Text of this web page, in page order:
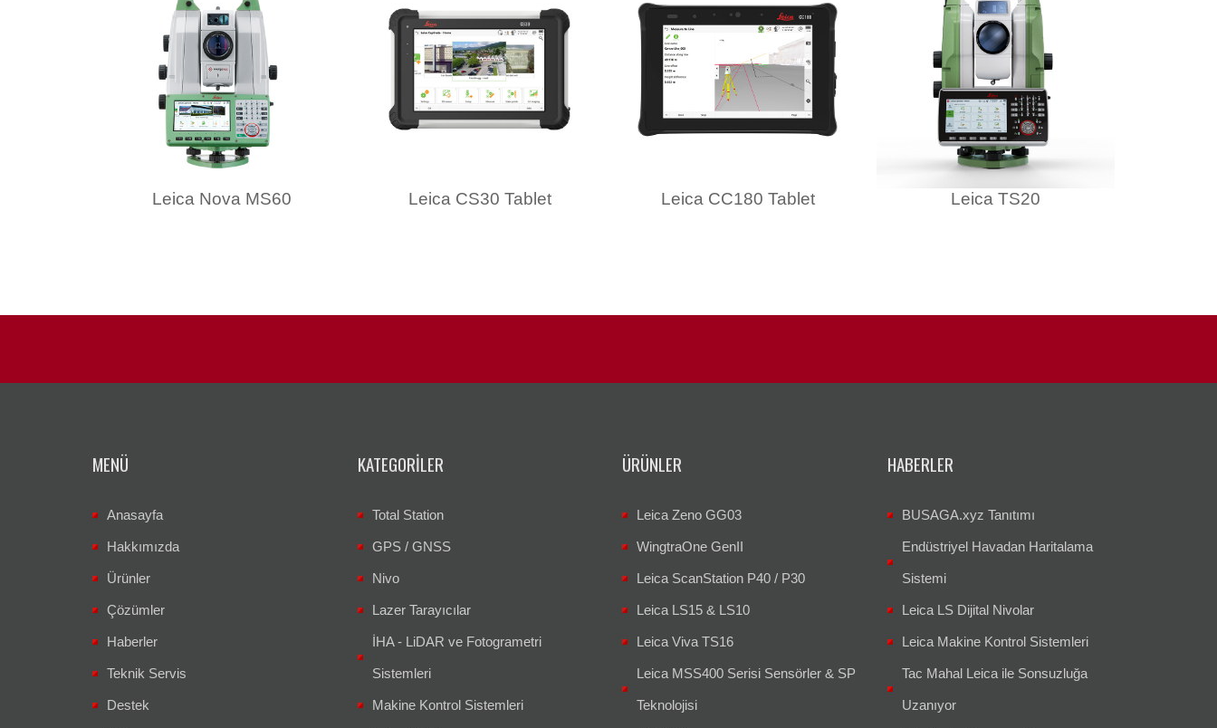
Leica Nova MS60 Leica CS30 Tablet Leica CC180 Tablet Leica TS20
MENÜ
Anasayfa
Hakkımızda
Ürünler
Çözümler
Haberler
Teknik Servis
Destek
KATEGORILER
Total Station
GPS / GNSS
Nivo
Lazer Tarayıcılar
İHA - LiDAR ve Fotogrametri
Sistemleri
Makine Kontrol Sistemleri
ÜRÜNLER
Leica Zeno GG03
WingtraOne GenII
Leica ScanStation P40 / P30
Leica LS15 & LS10
Leica Viva TS16
Leica MSS400 Serisi Sensörler & SP
Teknolojisi
HABERLER
BUSAGA.xyz Tanıtımı
Endüstriyel Havadan Haritalama
Sistemi
Leica LS Dijital Nivolar
Leica Makine Kontrol Sistemleri
Tac Mahal Leica ile Sonsuzluğa
Uzanıyor